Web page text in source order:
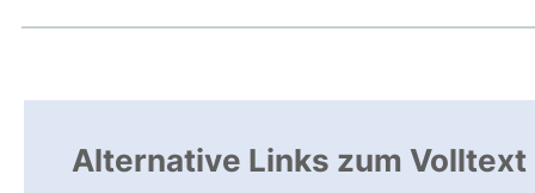
Alternative Links zum Volltext